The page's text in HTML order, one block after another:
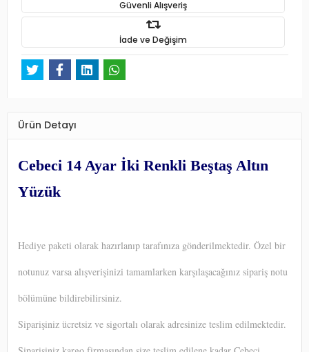
Güvenli Alışveriş
İade ve Değişim
Ürün Detayı
Cebeci 14 Ayar İki Renkli Beştaş Altın
Yüzük
Hediye paketi olarak hazırlanıp tarafınıza gönderilmektedir. Özel bir
notunuz varsa alışverişinizi tamamlarken karşılaşacağınız sipariş notu
bölümüne bildirebilirsiniz.
Siparişiniz ücretsiz ve sigortalı olarak adresinize teslim edilmektedir.